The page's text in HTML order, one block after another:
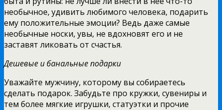
необычное, удивить любимого человека, подарить
ему положительные эмоции? Ведь даже самые
необычные носки, увы, не вдохновят его и не
заставят ликовать от счастья.
Дешевые и банальные подарки
Уважайте мужчину, которому вы собираетесь
сделать подарок. Забудьте про кружки, сувениры и
тем более мягкие игрушки, статуэтки и прочие